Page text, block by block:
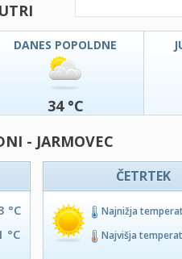
DANES POPOLDNE
34 °C
- JARMOVEC
°C
°C
ČETRTEK
Najnižja
Najvišja